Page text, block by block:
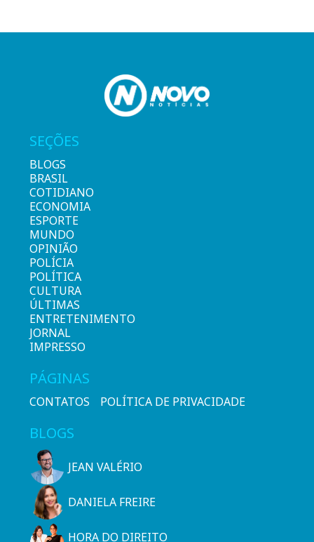
SEÇÕES
BLOGS
BRASIL
COTIDIANO
ECONOMIA
ESPORTE
MUNDO
OPINIÃO
POLÍCIA
POLÍTICA
CULTURA
ÚLTIMAS
ENTRETENIMENTO
JORNAL
IMPRESSO
PÁGINAS
CONTATOS POLÍTICA DE PRIVACIDADE
BLOGS
JEAN VALÉRIO
DANIELA FREIRE
HORA DO DIREITO